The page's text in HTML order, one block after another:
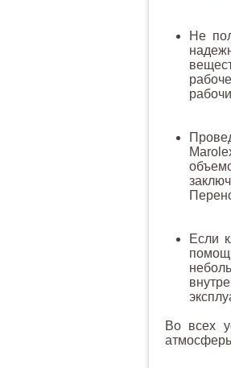
Не
Если
Во всех